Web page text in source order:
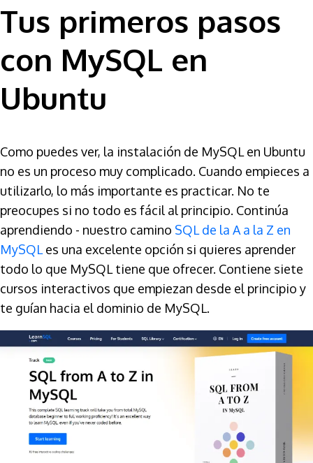
Tus primeros pasos
con MySQL en
Ubuntu
Como puedes ver, la instalación de MySQL en Ubuntu
no es un proceso muy complicado. Cuando empieces a
utilizarlo, lo más importante es practicar. No te
preocupes si no todo es fácil al principio. Continúa
aprendiendo - nuestro camino SQL de la A a la Z en
MySQL es una excelente opción si quieres aprender
todo lo que MySQL tiene que ofrecer. Contiene siete
cursos interactivos que empiezan desde el principio y
te guían hacia el dominio de MySQL.